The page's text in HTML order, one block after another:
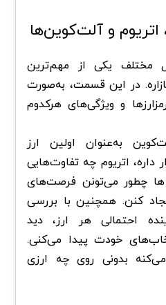
اتریوم و آلت‌کوین‌ها
مختلف یکی از مهم‌ترین
در این قسمت، به‌صورت
و ویژگی‌های هرکدوم
به‌عنوان اولین ارز
داره، اتریوم چه تفاوت‌هایی
ها چطور می‌تونن فرصت‌های
کنن. همچنین با بررسی
احتمالی هر ارز، دید
خودت پیدا می‌کنی.
بدونی روی چه ارزی